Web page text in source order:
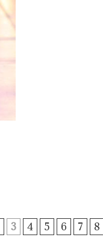
3 4 5 6 7 8